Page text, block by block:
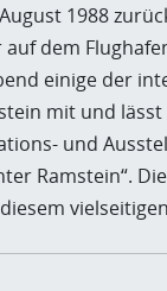
1988
dem
einige der
mit und
und
Ramstein“.